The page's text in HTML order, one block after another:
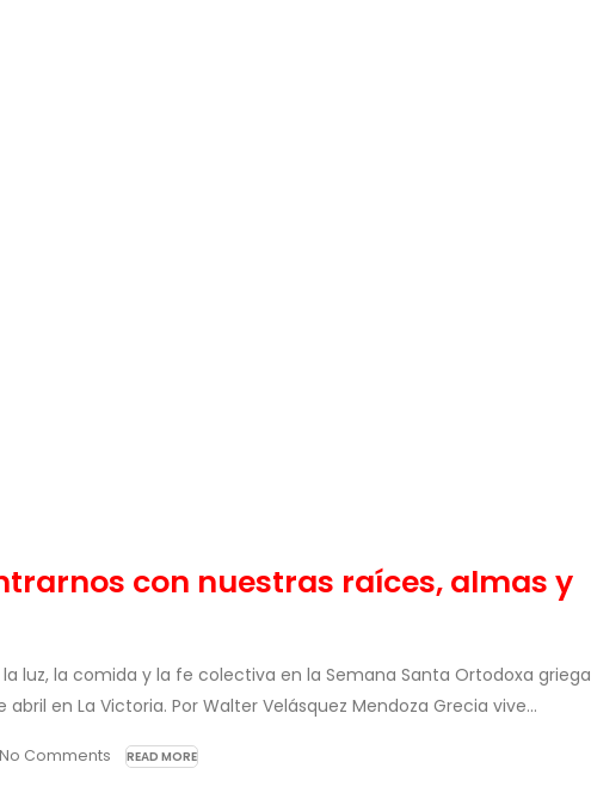
con nuestras raíces, almas y
luz, la comida y la fe colectiva en la Semana Santa Ortodoxa griega
en La Victoria. Por Walter Velásquez Mendoza Grecia vive...
No Comments READ MORE